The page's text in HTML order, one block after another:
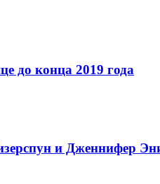
до конца 2019 года
и Дженнифер